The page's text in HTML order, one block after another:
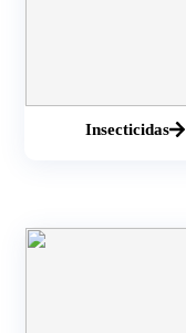
Insecticidas